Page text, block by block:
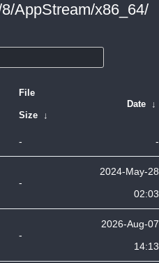
AppStream/x86_64/
File
Size ↓
Date ↓
- -
-
2024-May-28
02:03
-
2026-Aug-07
14:13